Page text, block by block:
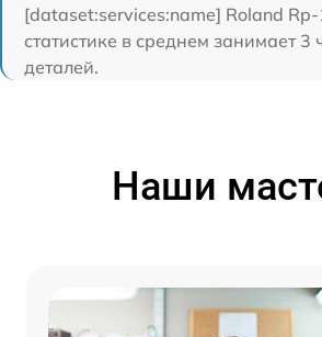
[dataset:services:name] Roland
статистике в среднем занимает
деталей.
Наши